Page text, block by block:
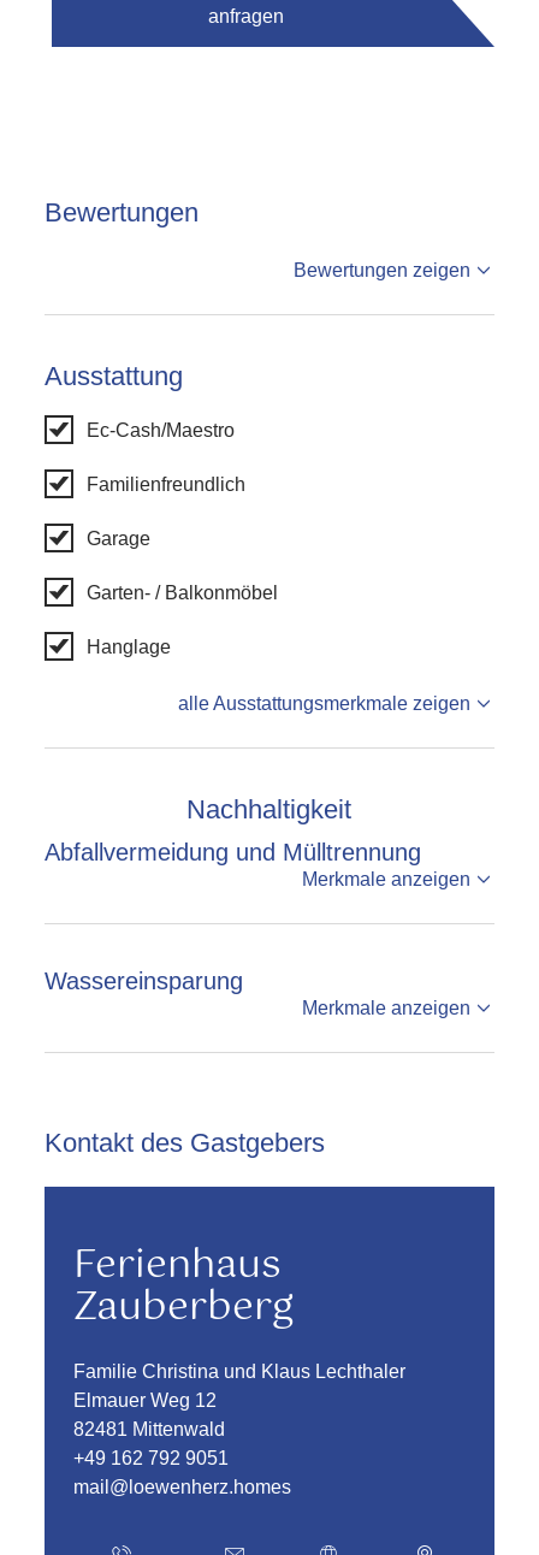
anfragen
Bewertungen
Bewertungen zeigen
Ausstattung
Ec-Cash/Maestro
Familienfreundlich
Garage
Garten- / Balkonmöbel
Hanglage
alle Ausstattungsmerkmale zeigen
Nachhaltigkeit
Abfallvermeidung und Mülltrennung
Merkmale anzeigen
Wassereinsparung
Merkmale anzeigen
Kontakt des Gastgebers
Ferienhaus
Zauberberg
Familie Christina und Klaus Lechthaler
Elmauer Weg 12
82481 Mittenwald
+49 162 792 9051
mail@loewenherz.homes